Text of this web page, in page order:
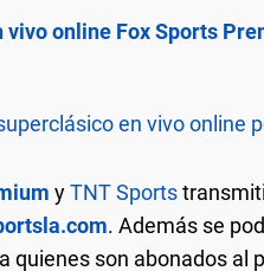
online Fox Sports
en vivo online
yTNT Sports
. Además se
quienes son abonados al